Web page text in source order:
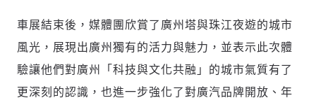
車展結束後，媒體團欣賞了廣州塔與珠江夜遊的城市
風光，展現出廣州獨有的活力與魅力，並表示此次體
驗讓他們對廣州「科技與文化共融」的城市氣質有了
更深刻的認識，也進一步強化了對廣汽品牌開放、年